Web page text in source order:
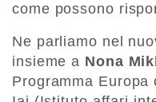
come possono
Ne parliamo nel
insieme a Nona
Programma